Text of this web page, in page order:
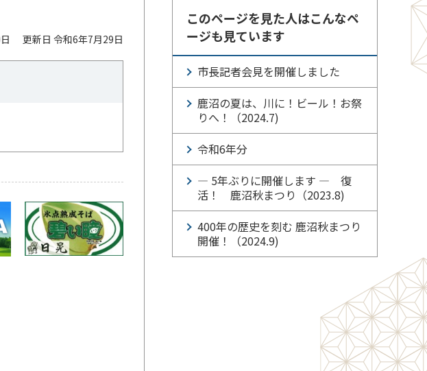
更新日 令和6年7月29日
このページを見た人はこんなペ
ージも見ています
市長記者会見を開催しました
鹿沼の夏は、川に！ビール！お祭
りへ！（2024.7)
令和6年分
― 5年ぶりに開催します ― 復
活！ 鹿沼秋まつり（2023.8)
400年の歴史を刻む 鹿沼秋まつり
開催！（2024.9)